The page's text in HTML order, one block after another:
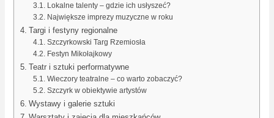
Lokalne talenty – gdzie ich usłyszeć?
Największe imprezy muzyczne w roku
Targi i festyny regionalne
Szczyrkowski Targ Rzemiosła
Festyn Mikołajkowy
Teatr i sztuki performatywne
Wieczory teatralne – co warto zobaczyć?
Szczyrk w obiektywie artystów
Wystawy i galerie sztuki